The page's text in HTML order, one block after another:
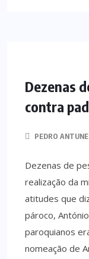
Dezenas
contra
PEDRO
Dezenas de
realização da
atitudes que
pároco,
paroquianos
nomeação de